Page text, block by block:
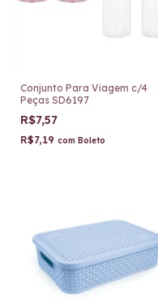
Conjunto Para Viagem c/4
Peças SD6197
R$7,57
R$7,19 com Boleto